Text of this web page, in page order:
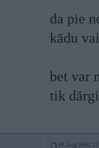
da pie
kādu
bet var
tik
09. Aug 2006,